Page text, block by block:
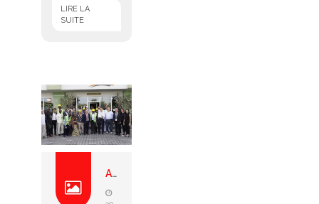
LIRE LA
SUITE
Afrika misyonu - tarım-gı...